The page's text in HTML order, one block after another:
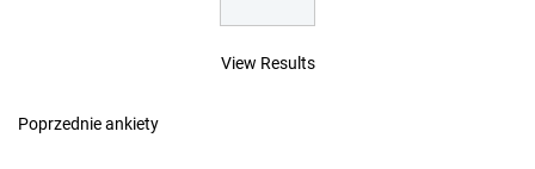
View Results
Poprzednie ankiety